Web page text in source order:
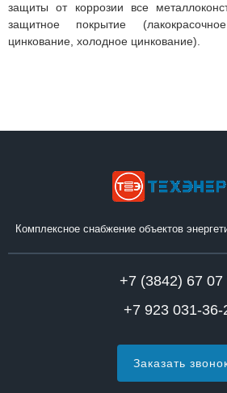
защиты от коррозии все
защитное покрытие
цинкование, холодное цинкование).
Комплексное снабжение объектов
+7 (3842) 67 07
+7 923 031-36-
Заказать